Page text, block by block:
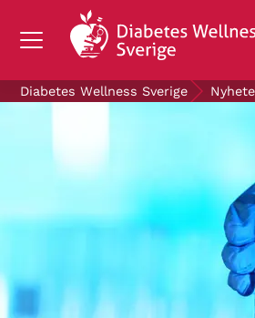
OM DIABETES
Blodsockerkollen
Diabetes Wellness Sverige